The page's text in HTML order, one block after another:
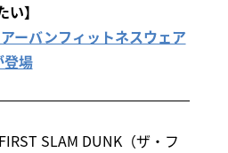
】
ーバンフィットネスウェア
登場
SLAM DUNK（ザ・フ